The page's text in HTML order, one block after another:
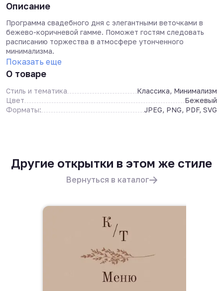
Описание
Программа свадебного дня с элегантными веточками в
бежево-коричневой гамме. Поможет гостям следовать
расписанию торжества в атмосфере утонченного
минимализма.
Показать еще
О товаре
Стиль и тематика
Классика, Минимализм
Цвет
Бежевый
Форматы:
JPEG, PNG, PDF, SVG
Другие открытки в этом же стиле
Вернуться в каталог